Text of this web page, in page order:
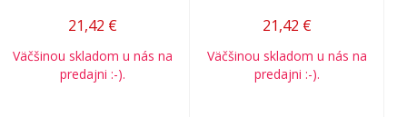
21,42 €
Väčšinou skladom u nás na
predajni :-).
21,42 €
Väčšinou skladom u nás na
predajni :-).